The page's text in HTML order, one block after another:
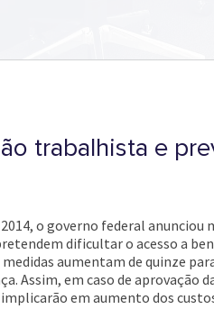
trabalhista e
o governo federal
dificultar o acesso a
aumentam de quinze
Assim, em caso de aprovação
em aumento dos